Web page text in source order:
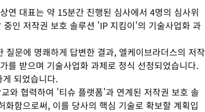
연 대표는 약 15분간 진행된 심사에서 4명의 심사위
인 저작권 보호 솔루션 'IP 지킴이'의 기술사업화 과
질문에 명쾌하게 답변한 결과, 엘케이브라더스의 저작
를 받으며 기술사업화 과제로 정식 선정되었습니다.
되었습니다.
와 협력하여 '티슈 플랫폼'과 연계된 저작권 보호 솔
함으로써, 이를 당사의 핵심 기술로 확보할 계획입